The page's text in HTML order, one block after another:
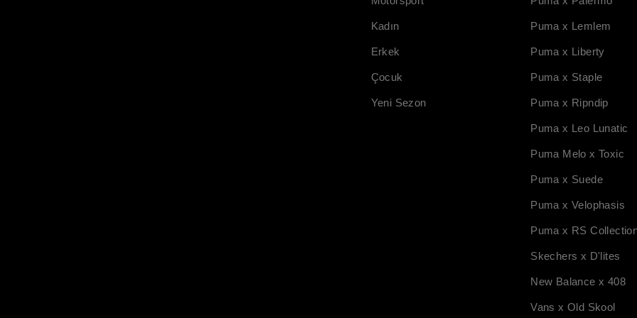
Kadın
Erkek
Çocuk
Yeni Sezon
Puma x Lemlem
Puma x Liberty
Puma x Staple
Puma x Ripndip
Puma x Leo Lunatic
Puma Melo x Toxic
Puma x Suede
Puma x Velophasis
Puma x RS
Skechers x D'lites
New Balance x 408
Vans x Old Skool